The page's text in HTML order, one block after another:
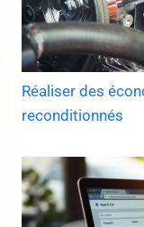
Réaliser des
reconditionnés